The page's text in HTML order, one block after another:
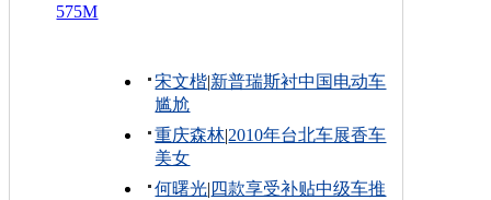
575M
宋文楷|新普瑞斯衬中国电动车
尴尬
重庆森林|2010年台北车展香车
美女
何曙光| 四款享受补贴中级车推